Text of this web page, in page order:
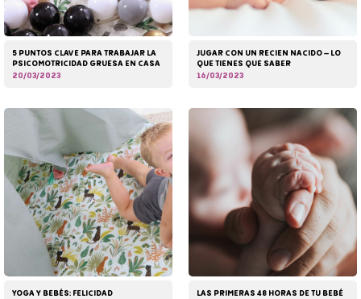
5 PUNTOS CLAVE PARA TRABAJAR LA
PSICOMOTRICIDAD GRUESA EN CASA
20/03/2023
JUGAR CON UN RECIEN NACIDO – LO
QUE TIENES QUE SABER
16/03/2023
YOGA Y BEBÉS: FELICIDAD
LAS PRIMERAS 48 HORAS DE TU BEBÉ